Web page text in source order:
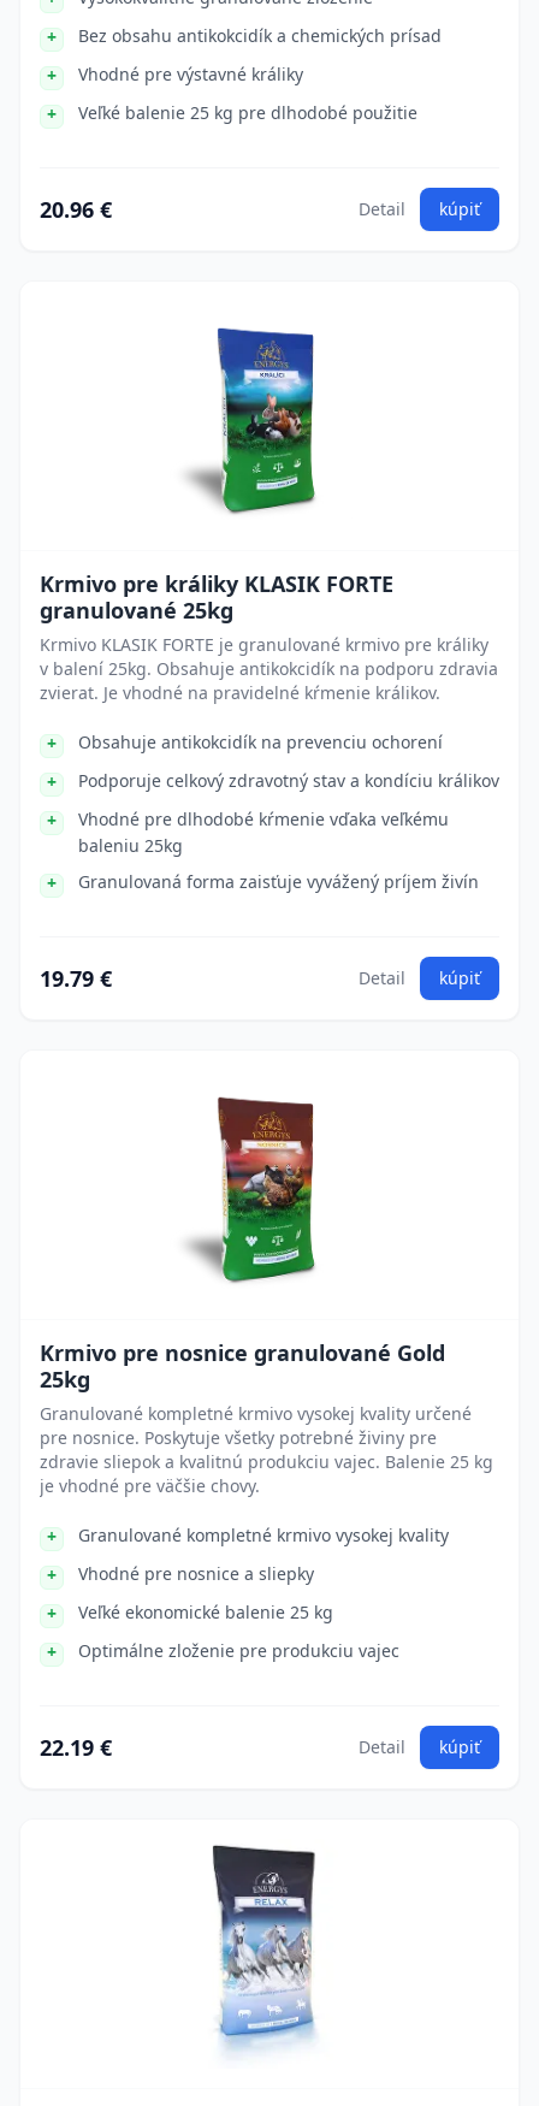
Bez obsahu antikokcidík a chemických prísad
Vhodné pre výstavné králiky
Veľké balenie 25 kg pre dlhodobé použitie
20.96 € Detail kúpiť
Krmivo pre králiky KLASIK FORTE
granulované 25kg
Krmivo KLASIK FORTE je granulované krmivo pre králiky
v balení 25kg. Obsahuje antikokcidík na podporu zdravia
zvierat. Je vhodné na pravidelné kŕmenie králikov.
Obsahuje antikokcidík na prevenciu ochorení
Podporuje celkový zdravotný stav a kondíciu králikov
Vhodné pre dlhodobé kŕmenie vďaka veľkému
baleniu 25kg
Granulovaná forma zaisťuje vyvážený príjem živín
19.79 € Detail kúpiť
Krmivo pre nosnice granulované Gold
25kg
Granulované kompletné krmivo vysokej kvality určené
pre nosnice. Poskytuje všetky potrebné živiny pre
zdravie sliepok a kvalitnú produkciu vajec. Balenie 25 kg
je vhodné pre väčšie chovy.
Granulované kompletné krmivo vysokej kvality
Vhodné pre nosnice a sliepky
Veľké ekonomické balenie 25 kg
Optimálne zloženie pre produkciu vajec
22.19 € Detail kúpiť